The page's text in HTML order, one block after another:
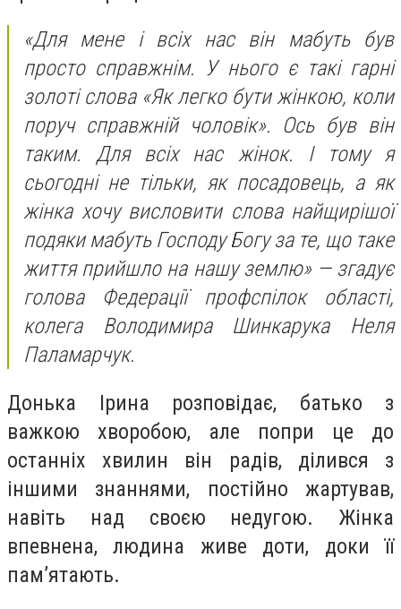
«Для мене і всіх нас він мабуть був
просто справжнім. У нього є такі гарні
золоті слова «Як легко бути жінкою, коли
поруч справжній чоловік». Ось був він
таким. Для всіх нас жінок. І тому я
сьогодні не тільки, як посадовець, а як
жінка хочу висловити слова найщирішої
подяки мабуть Господу Богу за те, що таке
життя прийшло на нашу землю» — згадує
голова Федерації профспілок області,
колега Володимира Шинкарука Неля
Паламарчук.
Донька Ірина розповідає, батько з
важкою хворобою, але попри це до
останніх хвилин він радів, ділився з
іншими знаннями, постійно жартував,
навіть над своєю недугою. Жінка
впевнена, людина живе доти, доки її
пам’ятають.